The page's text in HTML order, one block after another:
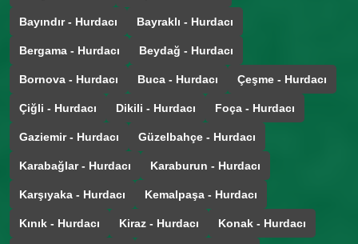
Bayındır - Hurdacı Bayraklı - Hurdacı
Bergama - Hurdacı Beydağ - Hurdacı
Bornova - Hurdacı Buca - Hurdacı Çeşme - Hurdacı
Çiğli - Hurdacı Dikili - Hurdacı Foça - Hurdacı
Gaziemir - Hurdacı Güzelbahçe - Hurdacı
Karabağlar - Hurdacı Karaburun - Hurdacı
Karşıyaka - Hurdacı Kemalpaşa - Hurdacı
Kınık - Hurdacı Kiraz - Hurdacı Konak - Hurdacı